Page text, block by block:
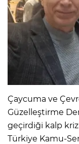
Çaycuma ve
Güzelleştirme
geçirdiği kalp
Türkiye Kamu-